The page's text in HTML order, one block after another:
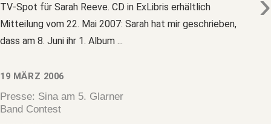
TV-Spot für Sarah Reeve. CD in ExLibris erhältlich
Mitteilung vom 22. Mai 2007: Sarah hat mir geschrieben,
dass am 8. Juni ihr 1. Album ...
19 MÄRZ 2006
Presse: Sina am 5. Glarner
Band Contest